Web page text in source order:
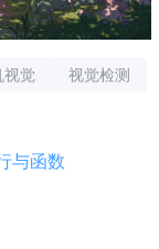
视觉
视觉检测
与函数